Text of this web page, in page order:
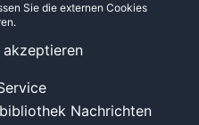
Nachrichten
Sie die externen Cookies